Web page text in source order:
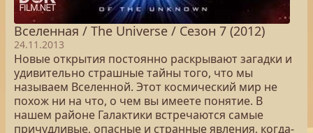
Вселенная / The Universe / Сезон 7 (2012)
24.11.2013
Новые открытия постоянно раскрывают загадки и
удивительно страшные тайны того, что мы
называем Вселенной. Этот космический мир не
похож ни на что, о чем вы имеете понятие. В
нашем районе Галактики встречаются самые
причудливые, опасные и странные явления, когда-